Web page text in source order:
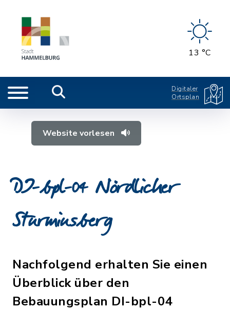
13 °C
Digitaler
Ortsplan
Website vorlesen
DI-bpl-04 Nördlicher
Sturmiusberg
Nachfolgend erhalten Sie einen
Überblick über den
Bebauungsplan DI-bpl-04